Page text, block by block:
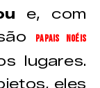
e, com
Papais Noéis
lugares.
eles